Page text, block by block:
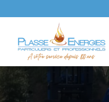
au
principal